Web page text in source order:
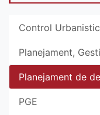
Control
Planejament,
Planejament de
PGE